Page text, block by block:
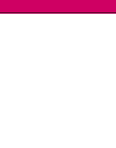
Administrative procedures